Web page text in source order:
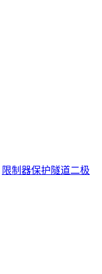
限制器保护隧道二极